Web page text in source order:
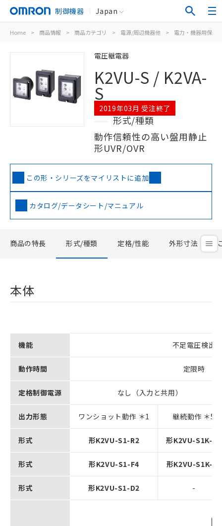
制御機器 Japan
Home > 商品情報 > 商品カテゴリ > 電源/周辺機器他 > 電力・機器用保護
電圧継電器
K2VU-S / K2VA-
S
2019年03月 受注終了
形式/種類
動作信頼性の高い盤用静止
形UVR/OVR
この形・シリーズをマイリストに追加
カタログ/データシート/マニュアル
商品の特長 形式/種類 定格/性能 外形寸法
本体
機能 不足電圧検出
動作時間 定限時
定格制御電源 なし（入力と共用）
出力形態 ワンショット動作 ＊1 継続動作 ＊5
形式 形K2VU-S1-R2 形K2VU-S1K-R2
形式 形K2VU-S1-F4 形K2VU-S1K-F4
形式 形K2VU-S1-D2 -